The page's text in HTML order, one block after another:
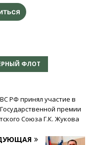
ФЛОТ
РФ принял участие в
премии
Союза Г.К. Жукова